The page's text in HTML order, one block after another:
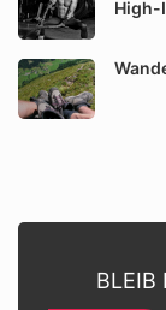
High-
BLEIB